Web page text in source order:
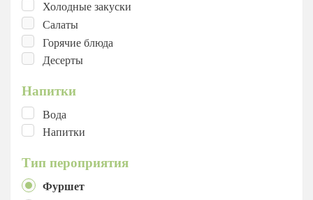
Холодные закуски
Салаты
Горячие блюда
Десерты
Напитки
Вода
Напитки
Тип пероприятия
Фуршет